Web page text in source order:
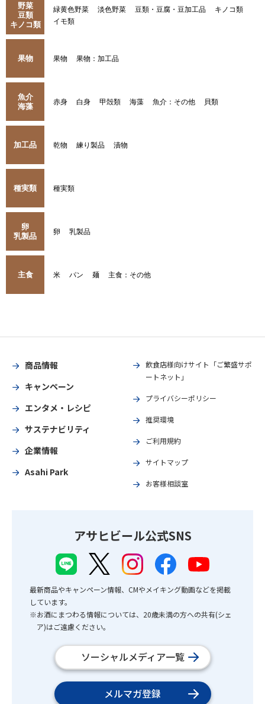
野菜
豆類
キノコ類
緑黄色野菜 淡色野菜 豆類・豆腐・豆加工品
キノコ類
イモ類
果物 果物 果物：加工品
魚介
海藻
赤身 白身 甲殻類 海藻 魚介：その他 貝類
加工品 乾物 練り製品 漬物
種実類 種実類
卵
乳製品
卵 乳製品
主食 米 パン 麺 主食：その他
商品情報
キャンペーン
エンタメ・レシピ
サステナビリティ
企業情報
Asahi Park
飲食店様向けサイト「ご繁盛サポ
ートネット」
プライバシーポリシー
推奨環境
ご利用規約
サイトマップ
お客様相談室
アサヒビール公式SNS
最新商品やキャンペーン情報、CMやメイキング動画などを掲載
しています。
※お酒にまつわる情報については、20歳未満の方への共有(シェ
ア)はご遠慮ください。
ソーシャルメディア一覧
メルマガ登録